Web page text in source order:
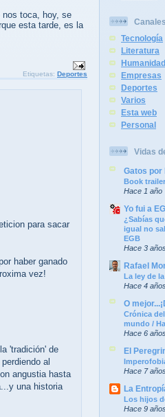
nos toca, hoy, se
esta tarde, es la
Etiquetas: Deportes
para sacar
haber ganado
vez!
'tradición' de
al
angustia hasta
una historia
Tecnología
Literatura
Empresas
Deportes
Varios
Esta web
Personal
Vidas
Gatos por
Book
Hace 1 año
Yo fui a
¿Sabías
igual no
EGB
Hace 3
Rafael
La ley de
Hace 4
O
Crónica
mundo /
Hace 6
El
Hace 7
La
Los hijos
Hace 9